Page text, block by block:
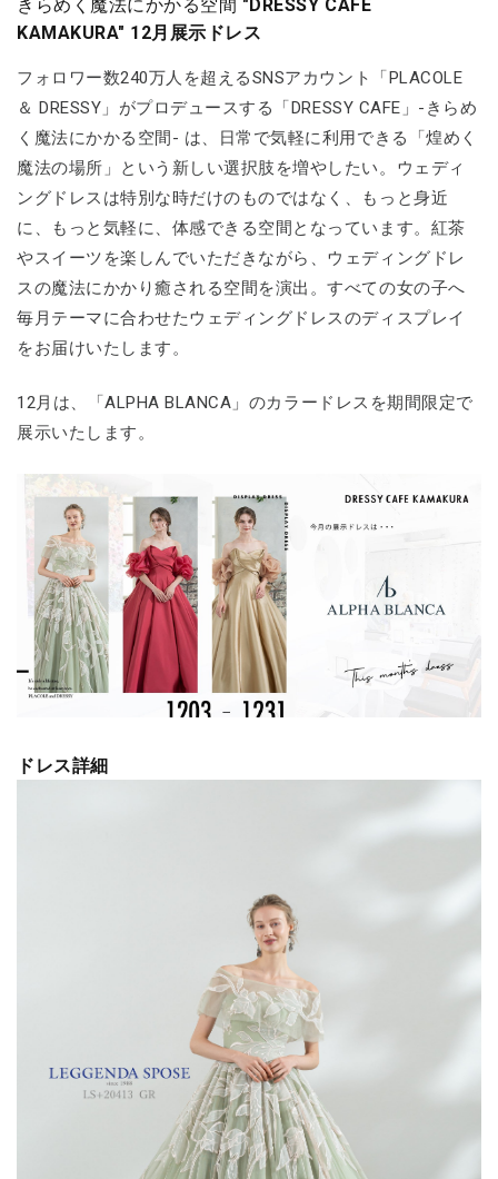
きらめく魔法にかかる空間 "DRESSY CAFE
KAMAKURA" 12月展示ドレス
フォロワー数240万人を超えるSNSアカウント「PLACOLE
＆ DRESSY」がプロデュースする「DRESSY CAFE」-きらめ
く魔法にかかる空間- は、日常で気軽に利用できる「煌めく
魔法の場所」という新しい選択肢を増やしたい。ウェディ
ングドレスは特別な時だけのものではなく、もっと身近
に、もっと気軽に、体感できる空間となっています。紅茶
やスイーツを楽しんでいただきながら、ウェディングドレ
スの魔法にかかり癒される空間を演出。すべての女の子へ
毎月テーマに合わせたウェディングドレスのディスプレイ
をお届けいたします。
12月は、「ALPHA BLANCA」のカラードレスを期間限定で
展示いたします。
ドレス詳細